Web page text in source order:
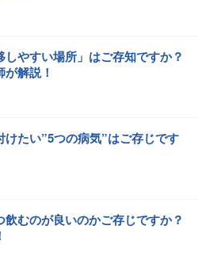
しやすい場所」はご存知ですか？
解説！
けたい”5つの病気”はご存じです
飲むのが良いのかご存じですか？